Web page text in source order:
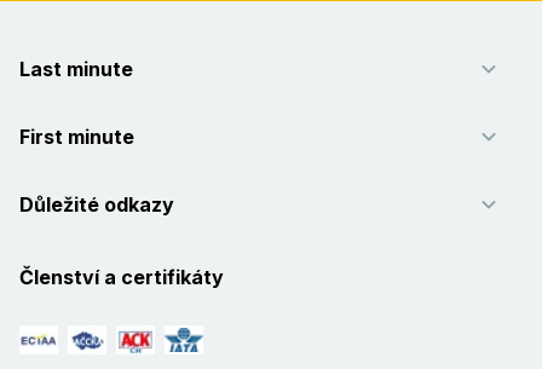
Last minute
First minute
Důležité odkazy
Členství a certifikáty